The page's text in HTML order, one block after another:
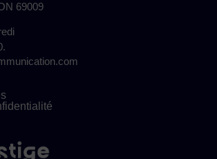
69009